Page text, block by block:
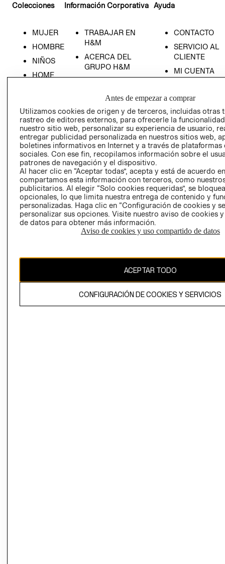
Colecciones
MUJER
HOMBRE
NIÑOS
HOME
Información Corporativa
TRABAJAR EN
H&M
ACERCA DEL
GRUPO H&M
RELACIÓN CON
INVERSIONISTAS
POLÍTICA
EMPRESARIAL
Ayuda
CONTACTO
SERVICIO AL
CLIENTE
MI CUENTA
TIENDAS
- RETIRO EN
TIENDA
TÉRMINOS Y
CONDICIONES
AVISO DE
PRIVACIDAD
GIFT CARD
AVISO DE
COOKIES
Uruguay ($U)
Antes de empezar a comprar
Utilizamos cookies de origen y de terceros, incluidas otras
rastreo de editores externos, para ofrecerle la
nuestro sitio web, personalizar su experiencia de usuario,
entregar publicidad personalizada en nuestros sitios web,
boletines informativos en Internet y a través de plataformas
sociales. Con ese fin, recopilamos información sobre el
patrones de navegación y el dispositivo.
Al hacer clic en “Aceptar todas”, acepta y está de acuerdo
compartamos esta información con terceros, como
publicitarios. Al elegir “Solo cookies requeridas”, se
opcionales, lo que limita nuestra entrega de contenido y
personalizadas. Haga clic en “Configuración de cookies y
personalizar sus opciones. Visite nuestro aviso de cookies
de datos para obtener más información.
Aviso de cookies y uso compartido de datos
ACEPTAR TODO
CONFIGURACIÓN DE COOKIES Y SERVICIOS